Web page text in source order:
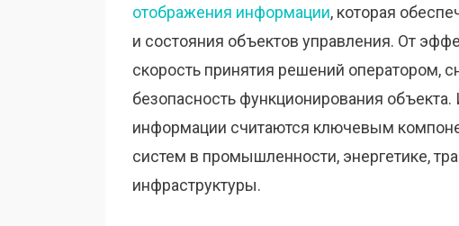
отображения информации, которая
и состояния объектов управления. От
скорость принятия решений оператором,
безопасность функционирования
информации считаются ключевым
систем в промышленности, энергетике,
инфраструктуры.